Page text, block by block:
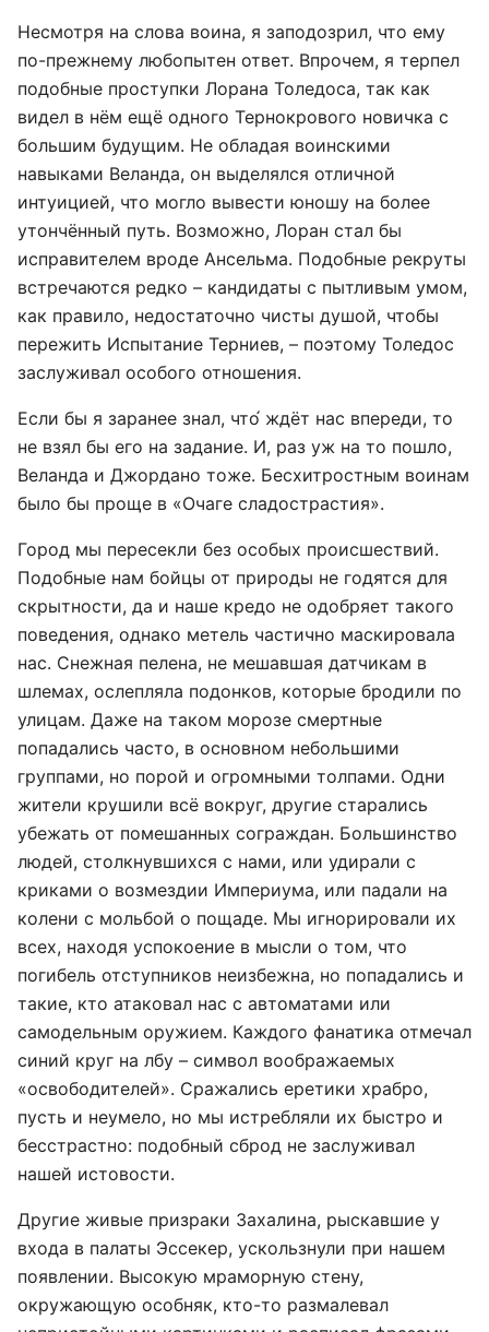
Несмотря на слова воина, я заподозрил, что ему
по-прежнему любопытен ответ. Впрочем, я терпел
подобные проступки Лорана Толедоса, так как
видел в нём ещё одного Тернокрового новичка с
большим будущим. Не обладая воинскими
навыками Веланда, он выделялся отличной
интуицией, что могло вывести юношу на более
утончённый путь. Возможно, Лоран стал бы
исправителем вроде Ансельма. Подобные рекруты
встречаются редко – кандидаты с пытливым умом,
как правило, недостаточно чисты душой, чтобы
пережить Испытание Терниев, – поэтому Толедос
заслуживал особого отношения.
Если бы я заранее знал, что́ ждёт нас впереди, то
не взял бы его на задание. И, раз уж на то пошло,
Веланда и Джордано тоже. Бесхитростным воинам
было бы проще в «Очаге сладострастия».
Город мы пересекли без особых происшествий.
Подобные нам бойцы от природы не годятся для
скрытности, да и наше кредо не одобряет такого
поведения, однако метель частично маскировала
нас. Снежная пелена, не мешавшая датчикам в
шлемах, ослепляла подонков, которые бродили по
улицам. Даже на таком морозе смертные
попадались часто, в основном небольшими
группами, но порой и огромными толпами. Одни
жители крушили всё вокруг, другие старались
убежать от помешанных сограждан. Большинство
людей, столкнувшихся с нами, или удирали с
криками о возмездии Империума, или падали на
колени с мольбой о пощаде. Мы игнорировали их
всех, находя успокоение в мысли о том, что
погибель отступников неизбежна, но попадались и
такие, кто атаковал нас с автоматами или
самодельным оружием. Каждого фанатика отмечал
синий круг на лбу – символ воображаемых
«освободителей». Сражались еретики храбро,
пусть и неумело, но мы истребляли их быстро и
бесстрастно: подобный сброд не заслуживал
нашей истовости.
Другие живые призраки Захалина, рыскавшие у
входа в палаты Эссекер, ускользнули при нашем
появлении. Высокую мраморную стену,
окружающую особняк, кто-то размалевал